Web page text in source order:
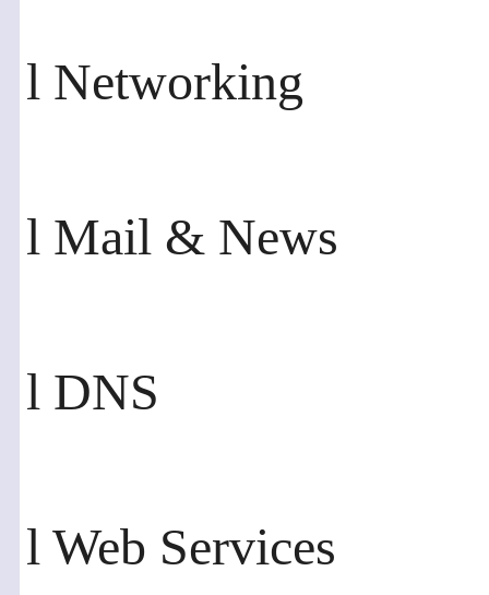
l Networking
l Mail & News
l DNS
l Web Services